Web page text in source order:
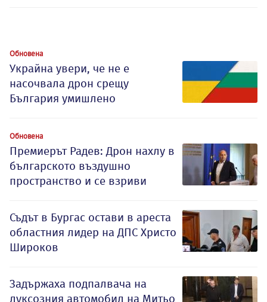
Обновена
Украйна увери, че не е
насочвала дрон срещу
България умишлено
Обновена
Премиерът Радев: Дрон нахлу в
българското въздушно
пространство и се взриви
Съдът в Бургас остави в ареста
областния лидер на ДПС Христо
Широков
Задържаха подпалвача на
луксозния автомобил на Митьо